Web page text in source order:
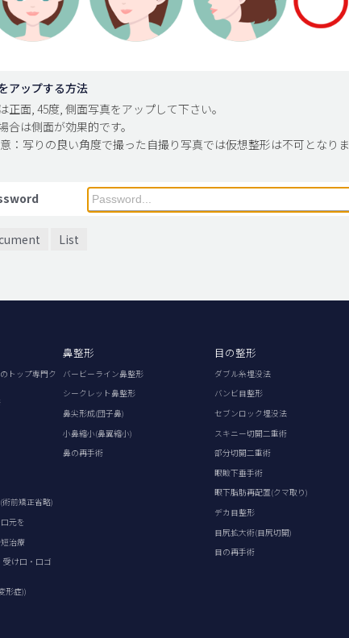
アップする方法
正面, 45度, 側面写真をアップして下さい。
合は側面が効果的です。
：写りの良い角度で撮った自撮り写真では仮想整形は不可となりま
List
トップ専門ク
前矯正省略)
元を
治療
受け口・口ゴ
形症))
鼻整形
バービーライン鼻整形
シークレット鼻整形
鼻尖形成(団子鼻)
小鼻縮小(鼻翼縮小)
鼻の再手術
目の整形
ダブル糸埋没法
バンビ目整形
セブンロック埋没法
スキニー切開二重術
部分切開二重術
眼瞼下垂手術
眼下脂肪再配置(クマ取り)
デカ目整形
目尻拡大術(目尻切開)
目の再手術